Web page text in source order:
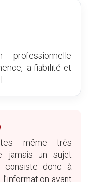
professionnelle
la fiabilité et
même très
jamais un sujet
consiste donc à
avant